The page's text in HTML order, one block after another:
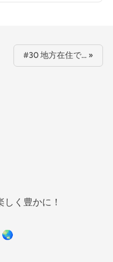
#30 地方在住で… »
く豊かに！
🌏